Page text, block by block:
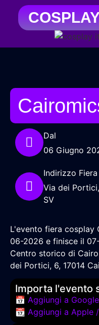
Dal
06 Giugno
Indirizzo
Via dei
SV
L'evento fiera
06-2026 e finisce il
Centro storico di
dei Portici, 6, 17014
Importa l'evento
📅 Aggiungi a
📆 Aggiungi a Apple